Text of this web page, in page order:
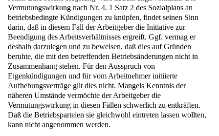
Vermutungswirkung nach Nr. 4. 1 Satz 2 des Sozialplans an
betriebsbedingte Kündigungen zu knüpfen, findet seinen Sinn
darin, daß in diesem Fall der Arbeitgeber die Initiative zur
Beendigung des Arbeitsverhältnisses ergreift. Ggf. vermag er
deshalb darzulegen und zu beweisen, daß dies auf Gründen
beruhte, die mit den betreffenden Betriebsänderungen nicht in
Zusammenhang stehen. Für den Ausspruch von
Eigenkündigungen und für vom Arbeitnehmer initiierte
Aufhebungsverträge gilt dies nicht. Mangels Kenntnis der
näheren Umstände vermöchte der Arbeitgeber die
Vermutungswirkung in diesen Fällen schwerlich zu entkräften.
Daß die Betriebsparteien sie gleichwohl eintreten lassen wollten,
kann nicht angenommen werden.